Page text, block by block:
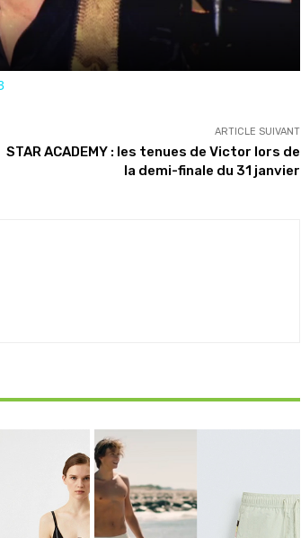
ARTICLE SUIVANT
STAR ACADEMY : les tenues de Victor lors de
la demi-finale du 31 janvier